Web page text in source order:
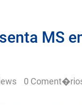
MS
0